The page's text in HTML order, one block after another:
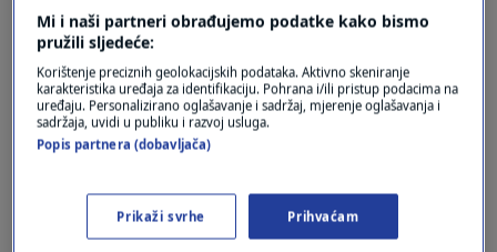
Vidaković: HEP je pravo čudo, imaju
neviđenu financijsku konstrukciju - pad
prihoda i rast dobiti
EKONOMIJA|10. ožu. | 0
EKONOMSKI STRUČNJAK
Vidaković: "EU nema nikakvu koherentnu,
Mi i naši partneri obrađujemo podatke kako bismo
pružili sljedeće:
Korištenje preciznih geolokacijskih podataka. Aktivno skeniranje
karakteristika uređaja za identifikaciju. Pohrana i/ili pristup podacima na
uređaju. Personalizirano oglašavanje i sadržaj, mjerenje oglašavanja i
sadržaja, uvidi u publiku i razvoj usluga.
Popis partnera (dobavljača)
Prikaži svrhe Prihvaćam